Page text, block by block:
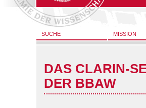
SUCHE MISSION
DAS CLARIN-
DER BBAW